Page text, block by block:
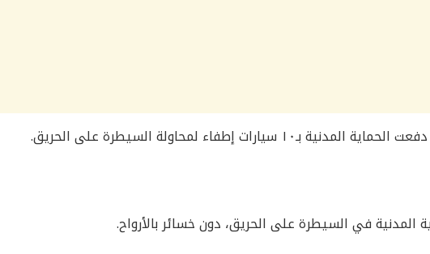
بـ١٠ سيارات إطفاء لمحاولة السيطرة على الحريق.
المدنية في السيطرة على الحريق، دون خسائر بالأرواح.